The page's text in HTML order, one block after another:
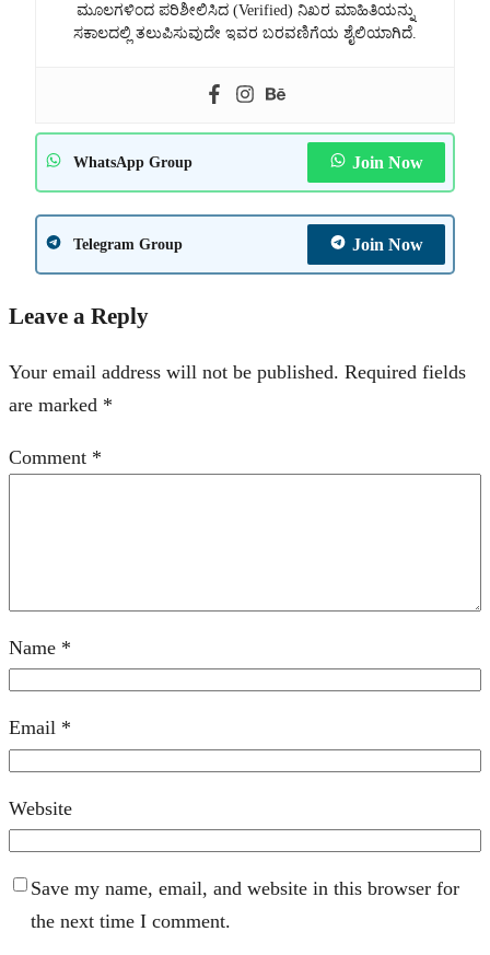
ಮೂಲಗಳಿಂದ ಪರಿಶೀಲಿಸಿದ (Verified) ನಿಖರ ಮಾಹಿತಿಯನ್ನು
ಸಕಾಲದಲ್ಲಿ ತಲುಪಿಸುವುದೇ ಇವರ ಬರವಣಿಗೆಯ ಶೈಲಿಯಾಗಿದೆ.
WhatsApp Group Join Now
Telegram Group Join Now
Leave a Reply
Your email address will not be published. Required fields
are marked *
Comment *
Name *
Email *
Website
Save my name, email, and website in this browser for
the next time I comment.